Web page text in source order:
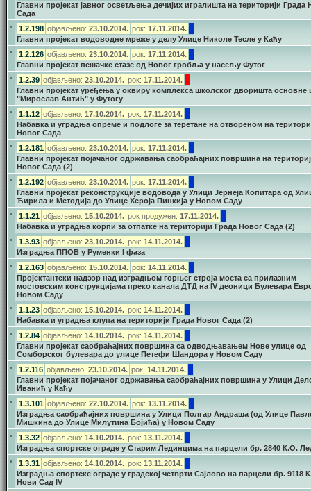
Главни пројекат јавног осветљења дечијих игралишта на територији Града
Сада
•
1.2.198 објављено: 23.10.2014. рок: 17.11.2014.
Главни пројекат водоводне мреже у делу Улице Николе Тесле у Каћу
•
1.2.126 објављено: 23.10.2014. рок: 17.11.2014.
Главни пројекат пешачке стазе од Новог гробља у насељу Футог
•
1.2.39 објављено: 23.10.2014. рок: 17.11.2014.
Главни пројекат уређења у оквиру комплекса школског дворишта основне
"Мирослав Антић" у Футогу
•
1.1.12 објављено: 17.10.2014. рок: 17.11.2014.
Набавка и уградња опреме и подлоге за теретане на отвореном на
Новог Сада
•
1.2.181 објављено: 23.10.2014. рок: 17.11.2014.
Главни пројекат појачаног одржавања саобраћајних површина на
Новог Сада (2)
•
1.2.192 објављено: 23.10.2014. рок: 17.11.2014.
Главни пројекат реконструкције водовода у Улици Јернеја Копитара од
Ћирила и Методија до Улице Хероја Пинкија у Новом Саду
•
1.1.21 објављено: 15.10.2014. рок продужен: 17.11.2014.
Набавка и уградња корпи за отпатке на територији Града Новог Сада (2)
•
1.3.93 објављено: 23.10.2014. рок: 14.11.2014.
Изградња ППОВ у Руменки I фаза
•
1.2.163 објављено: 15.10.2014. рок: 14.11.2014.
Пројектантски надзор над изградњом горњег строја моста са прилазним
мостовским конструкцијама преко канала ДТД на IV деоници Булевара
Новом Саду
•
1.1.23 објављено: 15.10.2014. рок: 14.11.2014.
Набавка и уградња клупа на територији Града Новог Сада (2)
•
1.2.84 објављено: 14.10.2014. рок: 14.11.2014.
Главни пројекат саобраћајних површина са одводњавањем Нове улице од
Сомборског булевара до улице Петефи Шандора у Новом Саду
•
1.2.116 објављено: 23.10.2014. рок: 14.11.2014.
Главни пројекат појачаног одржавања саобраћајних површина у Улици
Иванић у Каћу
•
1.3.101 објављено: 22.10.2014. рок: 13.11.2014.
Изградња саобраћајних површина у Улици Полгар Андраша (од Улице
Мишкина до Улице Милутина Бојића) у Новом Саду
•
1.3.32 објављено: 14.10.2014. рок: 13.11.2014.
Изградња спортске ограде у Старим Лединцима на парцели бр. 2840 К.О.
•
1.3.31 објављено: 14.10.2014. рок: 13.11.2014.
Изградња спортске ограде у градској четврти Сајлово на парцели бр. 9118
Нови Сад IV